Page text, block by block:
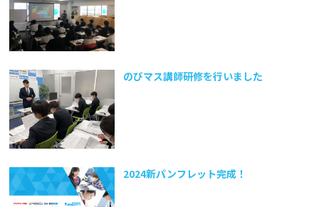
のびマス講師研修を行いました
2024新パンフレット完成！